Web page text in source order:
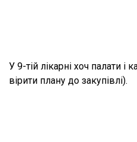
У 9-тій лікарні хоч палати
вірити плану до закупівлі).